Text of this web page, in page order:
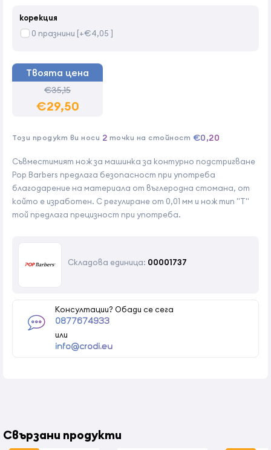
Съвместимият нож за машинка за контурно подстригване
Pop Barbers предлага безопасност при употреба
благодарение на материала от въглеродна стомана, от
който е изработен. С регулиране от 0,01 мм и нож тип "Т"
той предлага прецизност при употреба.
Складова единица: 00001737
Консултации? Обади се сега
0877674933
или
info@crodi.eu
корекция
0 празнини [+€4,05 ]
Твоята цена
€35,15
€29,50
Този продукт ви носи 2 точки на стойност €0,20
Свързани продукти